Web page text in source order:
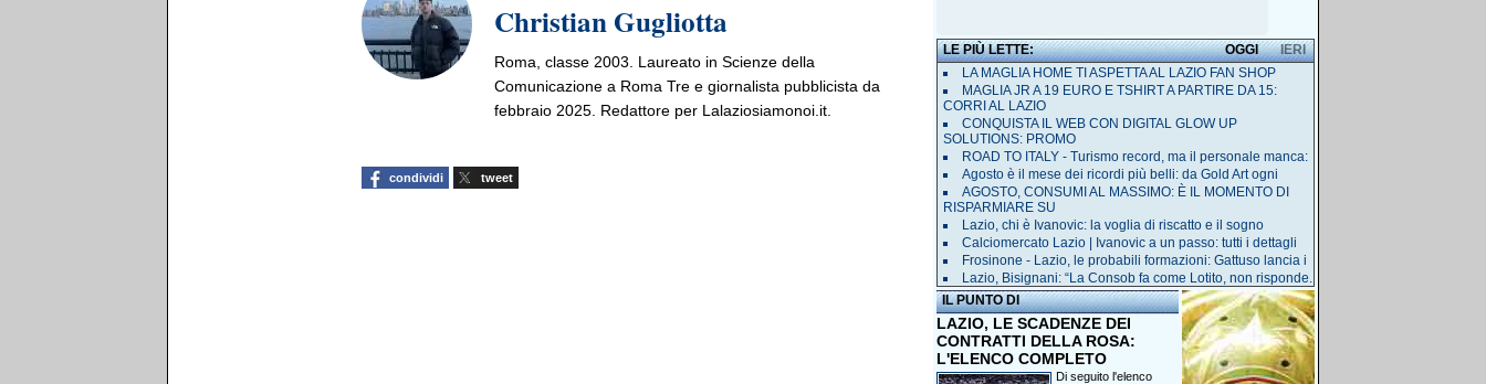
Christian Gugliotta
Roma, classe 2003. Laureato in Scienze della
Comunicazione a Roma Tre e giornalista pubblicista da
febbraio 2025. Redattore per Lalaziosiamonoi.it.
condividi tweet
LE PIÙ LETTE: IERI
OGGI
LA MAGLIA HOME TI ASPETTA AL LAZIO FAN SHOP
MAGLIA JR A 19 EURO E TSHIRT A PARTIRE DA 15:
CORRI AL LAZIO
CONQUISTA IL WEB CON DIGITAL GLOW UP
SOLUTIONS: PROMO
ROAD TO ITALY - Turismo record, ma il personale manca:
Agosto è il mese dei ricordi più belli: da Gold Art ogni
AGOSTO, CONSUMI AL MASSIMO: È IL MOMENTO DI
RISPARMIARE SU
Lazio, chi è Ivanovic: la voglia di riscatto e il sogno
Calciomercato Lazio | Ivanovic a un passo: tutti i dettagli
Frosinone - Lazio, le probabili formazioni: Gattuso lancia i
Lazio, Bisignani: “La Consob fa come Lotito, non risponde.
IL PUNTO DI
LAZIO, LE SCADENZE DEI
CONTRATTI DELLA ROSA:
L'ELENCO COMPLETO
Di seguito l'elenco